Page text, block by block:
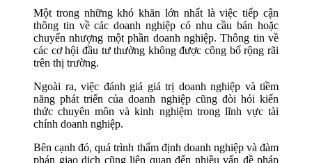
Một trong những khó khăn lớn nhất là việc tiếp cận
thông tin về các doanh nghiệp có nhu cầu bán hoặc
chuyển nhượng một phần doanh nghiệp. Thông tin về
các cơ hội đầu tư thường không được công bố rộng rãi
trên thị trường.
Ngoài ra, việc đánh giá giá trị doanh nghiệp và tiềm
năng phát triển của doanh nghiệp cũng đòi hỏi kiến
thức chuyên môn và kinh nghiệm trong lĩnh vực tài
chính doanh nghiệp.
Bên cạnh đó, quá trình thẩm định doanh nghiệp và đàm
phán giao dịch cũng liên quan đến nhiều vấn đề pháp